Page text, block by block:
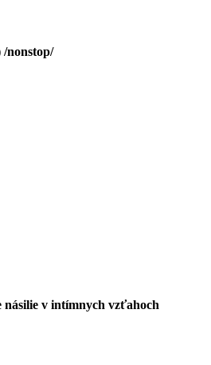
nonstop/
násilie v intímnych vzťahoch